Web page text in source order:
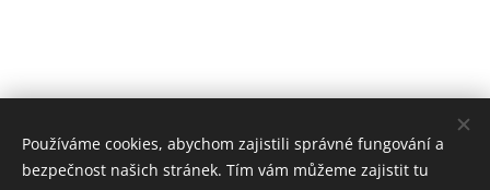
Používáme cookies, abychom zajistili správné fungování a
bezpečnost našich stránek. Tím vám můžeme zajistit tu